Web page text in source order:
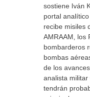
sostiene Iván
portal
recibe misiles
AMRAAM, los
bombarderos
bombas
de los
analista militar
tendrán